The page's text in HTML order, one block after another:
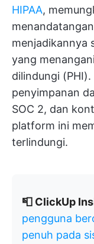
HIPAA,
menjadikannya
yang
dilindungi
penyimpanan
SOC 2, dan
platform ini
terlindungi.
📮 ClickUp
pengguna
penuh pada